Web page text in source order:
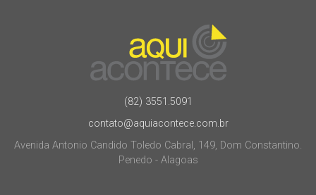
(82) 3551.5091
contato@aquiacontece.com.br
Avenida Antonio Candido Toledo Cabral, 149, Dom Constantino.
Penedo - Alagoas